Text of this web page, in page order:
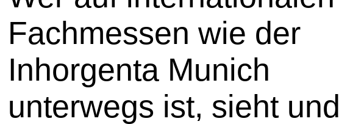
Fachmessen wie der
Inhorgenta Munich
unterwegs ist, sieht und